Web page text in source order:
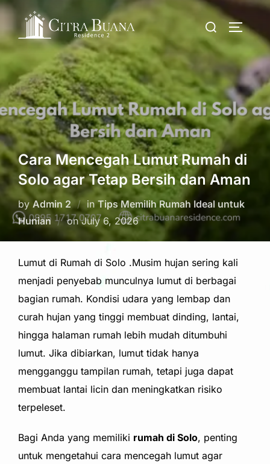
Skip
content
Search
for:
Cara Mencegah Lumut Rumah di
Solo agar Tetap Bersih dan Aman
by Admin 2 inTips Memilih Rumah Ideal untuk
Hunian
onPosted
July 6, 2026
Lumut di Rumah di Solo .Musim hujan sering kali
menjadi penyebab munculnya lumut di berbagai
bagian rumah. Kondisi udara yang lembap dan
curah hujan yang tinggi membuat dinding, lantai,
hingga halaman rumah lebih mudah ditumbuhi
lumut. Jika dibiarkan, lumut tidak hanya
mengganggu tampilan rumah, tetapi juga dapat
membuat lantai licin dan meningkatkan risiko
terpeleset.
Bagi Anda yang memiliki rumah di Solo, penting
untuk mengetahui cara mencegah lumut agar